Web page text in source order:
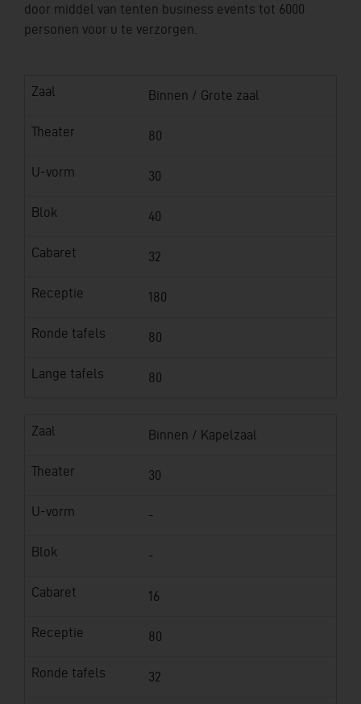
door middel van tenten business events tot 6000
personen voor u te verzorgen.
Zaal Binnen / Grote zaal
Theater 80
U-vorm 30
Blok 40
Cabaret 32
Receptie 180
Ronde tafels 80
Lange tafels 80
Zaal Binnen / Kapelzaal
Theater 30
U-vorm -
Blok -
Cabaret 16
Receptie 80
Ronde tafels 32